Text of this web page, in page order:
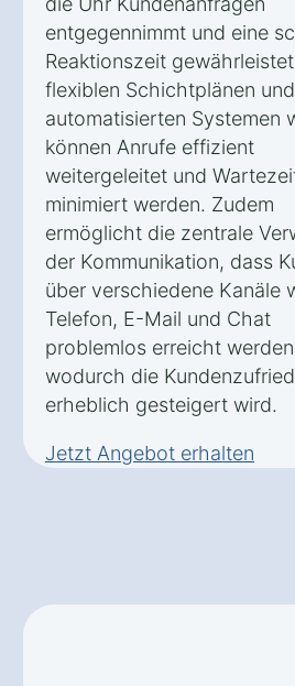
entgegennimmt und eine
Reaktionszeit
flexiblen Schichtplänen und
automatisierten Systemen
können Anrufe effizient
weitergeleitet und
minimiert werden. Zudem
ermöglicht die zentrale
der Kommunikation, dass
über verschiedene Kanäle
Telefon, E-Mail und Chat
problemlos erreicht
wodurch die
erheblich gesteigert wird.
Jetzt Angebot erhalten